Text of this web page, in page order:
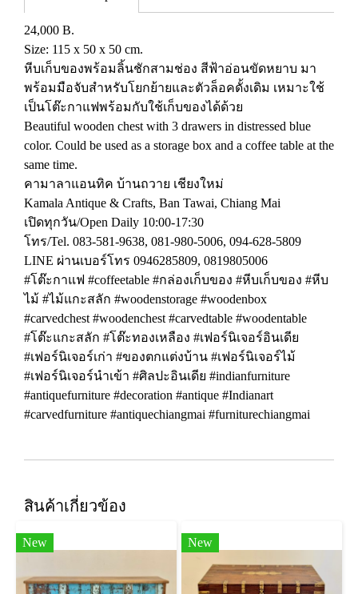
24,000 B.
Size: 115 x 50 x 50 cm.
หีบเก็บของพร้อมลิ้นชักสามช่อง สีฟ้าอ่อนขัดหยาบ มา
พร้อมมือจับสำหรับโยกย้ายและตัวล็อคดั้งเดิม เหมาะใช้
เป็นโต๊ะกาแฟพร้อมกับใช้เก็บของได้ด้วย
Beautiful wooden chest with 3 drawers in distressed blue
color. Could be used as a storage box and a coffee table at the
same time.
คามาลาแอนทิค บ้านถวาย เชียงใหม่
Kamala Antique & Crafts, Ban Tawai, Chiang Mai
เปิดทุกวัน/Open Daily 10:00-17:30
โทร/Tel. 083-581-9638, 081-980-5006, 094-628-5809
LINE ผ่านเบอร์โทร 0946285809, 0819805006
#โต๊ะกาแฟ #coffeetable #กล่องเก็บของ #หีบเก็บของ #หีบ
ไม้ #ไม้แกะสลัก #woodenstorage #woodenbox
#carvedchest #woodenchest #carvedtable #woodentable
#โต๊ะแกะสลัก #โต๊ะทองเหลือง #เฟอร์นิเจอร์อินเดีย
#เฟอร์นิเจอร์เก่า #ของตกแต่งบ้าน #เฟอร์นิเจอร์ไม้
#เฟอร์นิเจอร์นำเข้า #ศิลปะอินเดีย #indianfurniture
#antiquefurniture #decoration #antique #Indianart
#carvedfurniture #antiquechiangmai #furniturechiangmai
สินค้าเกี่ยวข้อง
New New